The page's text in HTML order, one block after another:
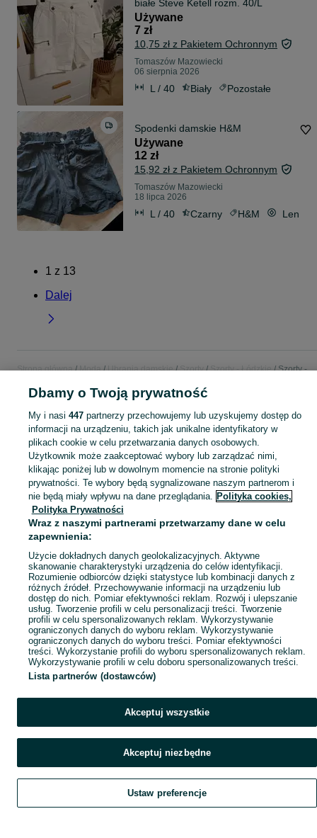
białe Steve Ketell rozm. 40/L
Używane
7 zł
10,75 zł z Pakietem Ochronnym
Tomaszów Mazowiecki
06 sierpnia 2026
L / 40 Biały Pozostałe
Spodenki damskie H&M
Używane
12 zł
15,92 zł z Pakietem Ochronnym
Tomaszów Mazowiecki
18 lipca 2026
L / 40 Czarny H&M Len
1 z 13
Dalej
Strona główna Moda Ubrania damskie Szorty Szorty - Łódzkie
Szorty -
KATEGORIA
Szeroki wybór szortów damskich Tomaszów Mazowiecki ▶️ jeansowe, dresowe, koronkowe i letnie ✅ Nowe i używane w atrakcyjnych cenach ✌ Znajdź oferty na OLX.pl! Zobacz
Mapa kategorii
Mapa miejscowości
Mapa ministron
Szukaj Obserwujesz Dodaj Czat Konto
Dbamy o Twoją prywatność
My i nasi 447partnerzy przechowujemy lub uzyskujemy dostęp do
informacji na urządzeniu, takich jak unikalne identyfikatory w
plikach cookie w celu przetwarzania danych osobowych.
Użytkownik może zaakceptować wybory lub zarządzać nimi,
klikając poniżej lub w dowolnym momencie na stronie polityki
prywatności. Te wybory będą sygnalizowane naszym partnerom i
nie będą miały wpływu na dane przeglądania. Polityka cookies,
Polityka Prywatności
Wraz z naszymi partnerami przetwarzamy dane w celu
zapewnienia:
Użycie dokładnych danych geolokalizacyjnych. Aktywne
skanowanie charakterystyki urządzenia do celów identyfikacji.
Rozumienie odbiorców dzięki statystyce lub kombinacji danych z
różnych źródeł. Przechowywanie informacji na urządzeniu lub
dostęp do nich. Pomiar efektywności reklam. Rozwój i ulepszanie
usług. Tworzenie profili w celu personalizacji treści. Tworzenie
profili w celu spersonalizowanych reklam. Wykorzystywanie
ograniczonych danych do wyboru reklam. Wykorzystywanie
ograniczonych danych do wyboru treści. Pomiar efektywności
treści. Wykorzystanie profili do wyboru spersonalizowanych reklam.
Wykorzystywanie profili w celu doboru spersonalizowanych treści.
Lista partnerów (dostawców)
Akceptuj wszystkie
Akceptuj niezbędne
Ustaw preferencje